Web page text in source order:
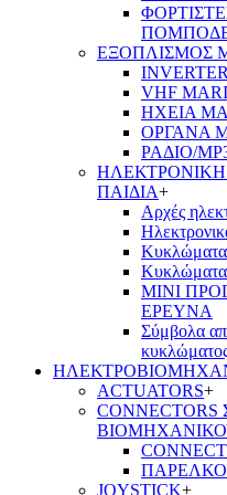
ΕΞΟΠΛΙΣΜΟΣ
VHF
ΗΧΕΙΑ
ΟΡΓΑΝΑ
ΡΑΔΙΟ/
ΗΛΕΚΤΡΟΝΙΚΗ
ΠΑΙΔΙΑ+
Αρχές
Κυκλώματα
Κυκλώματα
ΜΙΝΙ
ΕΡΕΥΝΑ
Σύμβολα
ACTUATORS+
JOYSTICK+